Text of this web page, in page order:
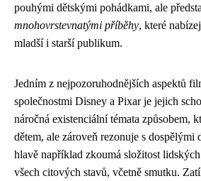
pouhými dětskými pohádkami, ale
mnohovrstevnatými příběhy, které
mladší i starší publikum.
Jedním z nejpozoruhodnějších aspektů
společnostmi Disney a Pixar je jejich
náročná existenciální témata způsobem,
dětem, ale zároveň rezonuje s
hlavě například zkoumá složitost
všech citových stavů, včetně smutku.